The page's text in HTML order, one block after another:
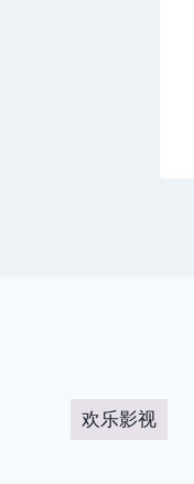
欢乐影视